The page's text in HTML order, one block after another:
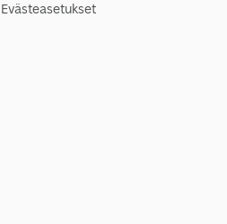
Evästeasetukset